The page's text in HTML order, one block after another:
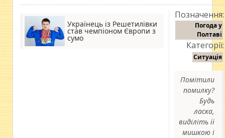
Українець із Решетилівки
став чемпіоном Європи з
сумо
Позначення:
Погода у
Полтаві
Категорії:
Ситуація
Помітили
помилку?
Будь
ласка,
виділіть її
мишкою і